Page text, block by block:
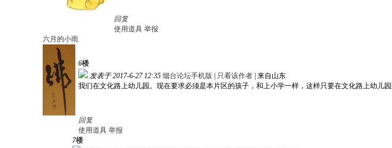
回复
使用道具 举报
六月的小雨
6楼
发表于 2017-6-27 12:35 烟台论坛手机版 只看该作者 来自山东
我们在文化路上幼儿园。现在要求必须是本片区的孩子，和上小学一样，这样只要在文化路上幼儿
回复
使用道具 举报
7楼